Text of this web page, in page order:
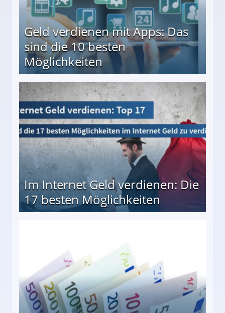
Geld verdienen mit Apps: Das
sind die 10 besten
Möglichkeiten
besten Möglichkeiten
Im Internet Geld verdienen: Die
17 besten Möglichkeiten